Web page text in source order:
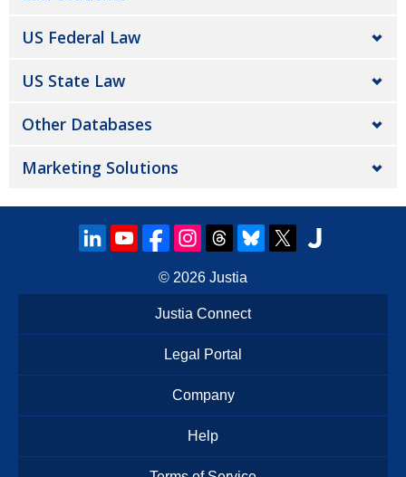
US Federal Law
US State Law
Other Databases
Marketing Solutions
© 2026 Justia
Justia Connect
Legal Portal
Company
Help